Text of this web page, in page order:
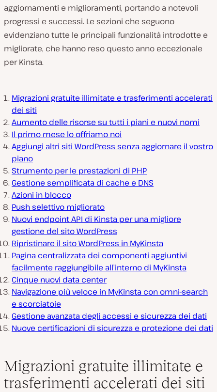
aggiornamenti e miglioramenti, portando a notevoli
progressi e successi. Le sezioni che seguono
evidenziano tutte le principali funzionalità introdotte e
migliorate, che hanno reso questo anno eccezionale
per Kinsta.
Migrazioni gratuite illimitate e trasferimenti accelerati
dei siti
Aumento delle risorse su tutti i piani e nuovi nomi
Il primo mese lo offriamo noi
Aggiungi altri siti WordPress senza aggiornare il vostro
piano
Strumento per le prestazioni di PHP
Gestione semplificata di cache e DNS
Azioni in blocco
Push selettivo migliorato
Nuovi endpoint API di Kinsta per una migliore
gestione del sito WordPress
Ripristinare il sito WordPress in MyKinsta
Pagina centralizzata dei componenti aggiuntivi
facilmente raggiungibile all’interno di MyKinsta
Cinque nuovi data center
Navigazione più veloce in MyKinsta con omni-search
e scorciatoie
Gestione avanzata degli accessi e sicurezza dei dati
Nuove certificazioni di sicurezza e protezione dei dati
Migrazioni gratuite illimitate e
trasferimenti accelerati dei siti